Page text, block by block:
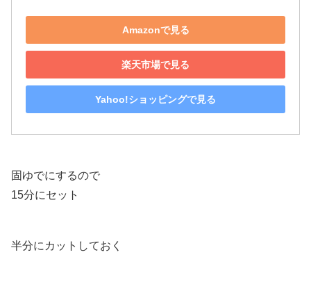
Amazonで見る
楽天市場で見る
Yahoo!ショッピングで見る
固ゆでにするので
15分にセット
半分にカットしておく